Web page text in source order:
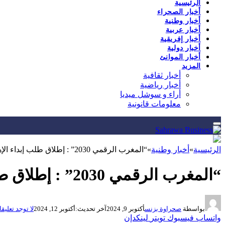
الرئيسية
أخبار الصحراء
أخبار وطنية
أخبار عربية
أخبار إفريقية
أخبار دولية
أخبار الموانئ
المزيد
أخبار ثقافية
أخبار رياضية
أراء و سوشل ميديا
معلومات قانونية
الرئيسية» أخبار وطنية»“المغرب الرقمي 2030” : إطلاق طلب إبداء الإهتمام لدعم مواكبة الشركات الناشئة …
“المغرب الرقمي 2030” : إطلاق طلب إبداء الإهتمام لدعم مواكبة الشركات الناشئة …
بواسطة صحراوة بزنسأكتوبر 9, 2024 آخر تحديث:أكتوبر 12, 2024 لا توجد
واتساب فيسبوك تويتر لينكدإن